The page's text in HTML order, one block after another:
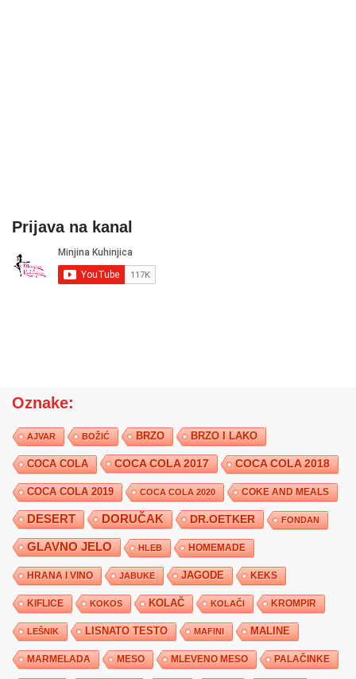
Prijava na kanal
Oznake:
AJVAR BOŽIĆ BRZO BRZO I LAKO
COCA COLA COCA COLA 2017 COCA COLA 2018
COCA COLA 2019 COCA COLA 2020 COKE AND MEALS
DESERT DORUČAK DR.OETKER FONDAN
GLAVNO JELO HLEB HOMEMADE
HRANA I VINO JABUKE JAGODE KEKS
KIFLICE KOKOS KOLAČ KOLAČI KROMPIR
LEŠNIK LISNATO TESTO MAFINI MALINE
MARMELADA MESO MLEVENO MESO PALAČINKE